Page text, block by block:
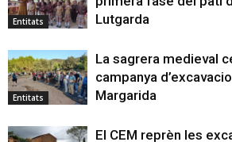
Entitats
Lutgarda
Entitats
La sagrera medieval
campanya
Margarida
El CEM reprèn les